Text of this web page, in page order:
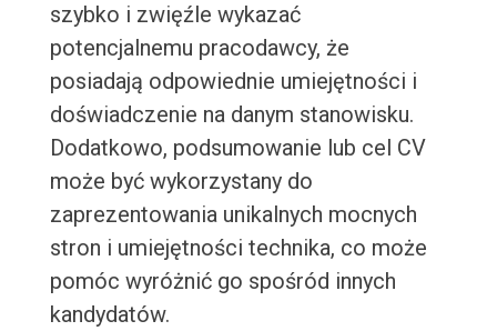
szybko i zwięźle wykazać
potencjalnemu pracodawcy, że
posiadają odpowiednie umiejętności i
doświadczenie na danym stanowisku.
Dodatkowo, podsumowanie lub cel CV
może być wykorzystany do
zaprezentowania unikalnych mocnych
stron i umiejętności technika, co może
pomóc wyróżnić go spośród innych
kandydatów.